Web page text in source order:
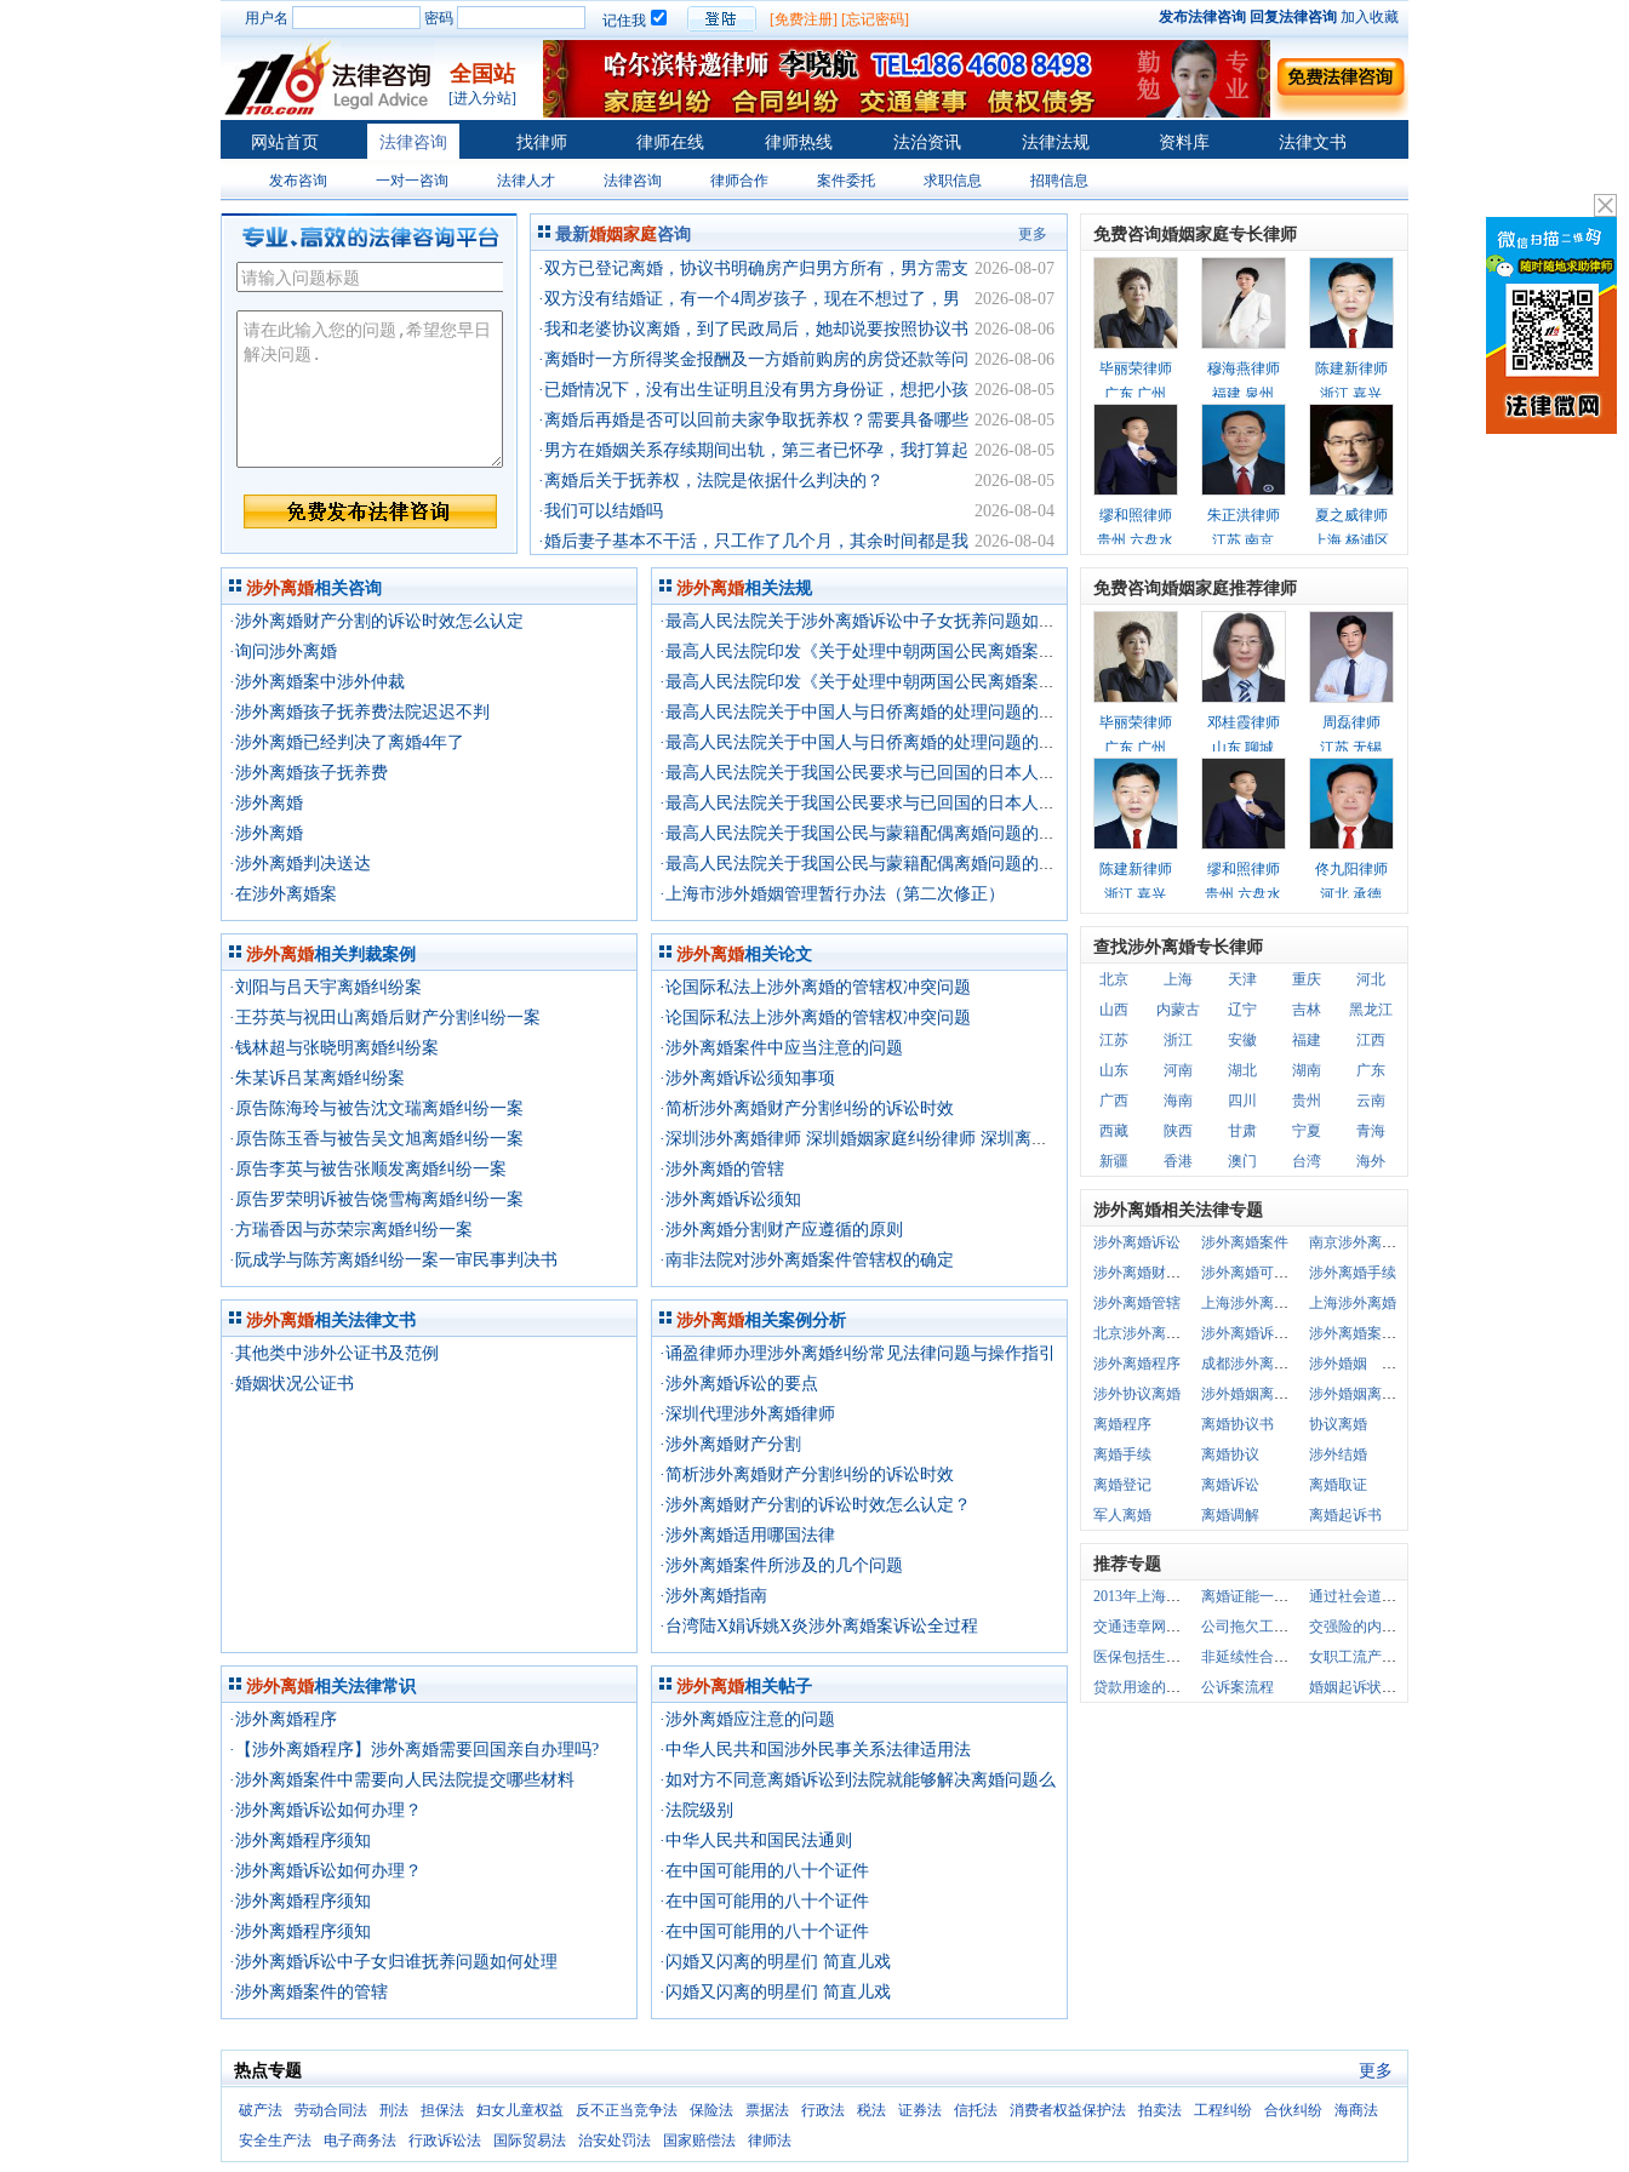
用户名 密码 记住我 [免费注册] [忘记密码] 发布法律咨询 回复法律咨询 加入收藏
全国站
[进入分站]
网站首页 法律咨询 找律师 律师在线 律师热线 法治资讯 法律法规 资料库 法律文书
发布咨询 一对一咨询 法律人才 法律咨询 律师合作 案件委托 求职信息 招聘信息
最新婚姻家庭咨询 更多
2026-08-07
·双方已登记离婚，协议书明确房产归男方所有，男方需支
付女方部分房款。后因 2026-08-07
·双方没有结婚证，有一个4周岁孩子，现在不想过了，男
方不同意我把孩子带走 2026-08-06
·我和老婆协议离婚，到了民政局后，她却说要按照协议书
里写的先付给她一笔补 2026-08-06
·离婚时一方所得奖金报酬及一方婚前购房的房贷还款等问
题。 2026-08-05
·已婚情况下，没有出生证明且没有男方身份证，想把小孩
户口上到女方名下该如 2026-08-05
·离婚后再婚是否可以回前夫家争取抚养权？需要具备哪些
条件？ 2026-08-05
·男方在婚姻关系存续期间出轨，第三者已怀孕，我打算起
诉离婚，并要求对方进 2026-08-05
·离婚后关于抚养权，法院是依据什么判决的？
2026-08-04
·我们可以结婚吗
2026-08-04
·婚后妻子基本不干活，只工作了几个月，其余时间都是我
自己干活挣钱。结婚两
免费咨询婚姻家庭专长律师
毕丽荣律师
广东 广州
穆海燕律师
福建 泉州
陈建新律师
浙江 嘉兴
缪和照律师
贵州 六盘水
朱正洪律师
江苏 南京
夏之威律师
上海 杨浦区
涉外离婚相关咨询
·涉外离婚财产分割的诉讼时效怎么认定
·询问涉外离婚
·涉外离婚案中涉外仲裁
·涉外离婚孩子抚养费法院迟迟不判
·涉外离婚已经判决了离婚4年了
·涉外离婚孩子抚养费
·涉外离婚
·涉外离婚
·涉外离婚判决送达
·在涉外离婚案
涉外离婚相关法规
·最高人民法院关于涉外离婚诉讼中子女抚养问题如何处理的批复
·最高人民法院印发《关于处理中朝两国公民离婚案件座谈会纪要》的通知
·最高人民法院印发《关于处理中朝两国公民离婚案件座谈会纪要》的通知
·最高人民法院关于中国人与日侨离婚的处理问题的复函
·最高人民法院关于中国人与日侨离婚的处理问题的复函
·最高人民法院关于我国公民要求与已回国的日本人离婚问题的函
·最高人民法院关于我国公民要求与已回国的日本人离婚问题的函
·最高人民法院关于我国公民与蒙籍配偶离婚问题的批复
·最高人民法院关于我国公民与蒙籍配偶离婚问题的批复
·上海市涉外婚姻管理暂行办法（第二次修正）
涉外离婚相关判裁案例
·刘阳与吕天宇离婚纠纷案
·王芬英与祝田山离婚后财产分割纠纷一案
·钱林超与张晓明离婚纠纷案
·朱某诉吕某离婚纠纷案
·原告陈海玲与被告沈文瑞离婚纠纷一案
·原告陈玉香与被告吴文旭离婚纠纷一案
·原告李英与被告张顺发离婚纠纷一案
·原告罗荣明诉被告饶雪梅离婚纠纷一案
·方瑞香因与苏荣宗离婚纠纷一案
·阮成学与陈芳离婚纠纷一案一审民事判决书
涉外离婚相关论文
·论国际私法上涉外离婚的管辖权冲突问题
·论国际私法上涉外离婚的管辖权冲突问题
·涉外离婚案件中应当注意的问题
·涉外离婚诉讼须知事项
·简析涉外离婚财产分割纠纷的诉讼时效
·深圳涉外离婚律师 深圳婚姻家庭纠纷律师 深圳离婚律师事务
·涉外离婚的管辖
·涉外离婚诉讼须知
·涉外离婚分割财产应遵循的原则
·南非法院对涉外离婚案件管辖权的确定
涉外离婚相关法律文书
·其他类中涉外公证书及范例
·婚姻状况公证书
涉外离婚相关案例分析
·诵盈律师办理涉外离婚纠纷常见法律问题与操作指引
·涉外离婚诉讼的要点
·深圳代理涉外离婚律师
·涉外离婚财产分割
·简析涉外离婚财产分割纠纷的诉讼时效
·涉外离婚财产分割的诉讼时效怎么认定？
·涉外离婚适用哪国法律
·涉外离婚案件所涉及的几个问题
·涉外离婚指南
·台湾陆X娟诉姚X炎涉外离婚案诉讼全过程
涉外离婚相关法律常识
·涉外离婚程序
·【涉外离婚程序】涉外离婚需要回国亲自办理吗?
·涉外离婚案件中需要向人民法院提交哪些材料
·涉外离婚诉讼如何办理？
·涉外离婚程序须知
·涉外离婚诉讼如何办理？
·涉外离婚程序须知
·涉外离婚程序须知
·涉外离婚诉讼中子女归谁抚养问题如何处理
·涉外离婚案件的管辖
涉外离婚相关帖子
·涉外离婚应注意的问题
·中华人民共和国涉外民事关系法律适用法
·如对方不同意离婚诉讼到法院就能够解决离婚问题么
·法院级别
·中华人民共和国民法通则
·在中国可能用的八十个证件
·在中国可能用的八十个证件
·在中国可能用的八十个证件
·闪婚又闪离的明星们 简直儿戏
·闪婚又闪离的明星们 简直儿戏
免费咨询婚姻家庭推荐律师
毕丽荣律师
广东 广州
邓桂霞律师
山东 聊城
周磊律师
江苏 无锡
陈建新律师
浙江 嘉兴
缪和照律师
贵州 六盘水
佟九阳律师
河北 承德
查找涉外离婚专长律师
北京 上海 天津 重庆
河北
山西
内蒙古 辽宁 吉林
黑龙江
江苏
浙江 安徽 福建
江西
山东
河南 湖北 湖南
广东
广西
海南 四川 贵州
云南
西藏
陕西 甘肃 宁夏
青海
新疆
香港 澳门 台湾 海外
涉外离婚相关法律专题
涉外离婚诉讼 涉外离婚案件
南京涉外离婚律师
涉外离婚财产分割
涉外离婚可以委托吗
涉外离婚手续
涉外离婚管辖
上海涉外离婚律师
上海涉外离婚
北京涉外离婚律师
涉外离婚诉讼书
涉外离婚案件管辖
涉外离婚程序
成都涉外离婚律师
涉外婚姻 离婚
涉外协议离婚
涉外婚姻离婚手续
涉外婚姻离婚程序
离婚程序
离婚协议书
协议离婚
离婚手续
离婚协议
涉外结婚
离婚登记
离婚诉讼
离婚取证
军人离婚
离婚调解 离婚起诉书
推荐专题
2013年上海社保缴纳方案 离婚证能一直证明本人单身吗
通过社会道德方面能打离婚官司行吗
交通违章网上交费不要扣分
公司拖欠工资处罚办法
交强险的内容是什么
医保包括生育保险费
非延续性合同履行完毕后还能否解除合同
女职工流产期间薪资如何计算
贷款用途的相关协议合同或其他证明文件
公诉案流程 婚姻起诉状多少钱
热点专题 更多
破产法 劳动合同法 刑法 担保法 妇女儿童权益 反不正当竞争法 保险法 票据法 行政法 税法 证券法 信托法 消费者权益保护法 拍卖法 工程纠纷 合伙纠纷
海商法
安全生产法
电子商务法 行政诉讼法 国际贸易法 治安处罚法 国家赔偿法 律师法